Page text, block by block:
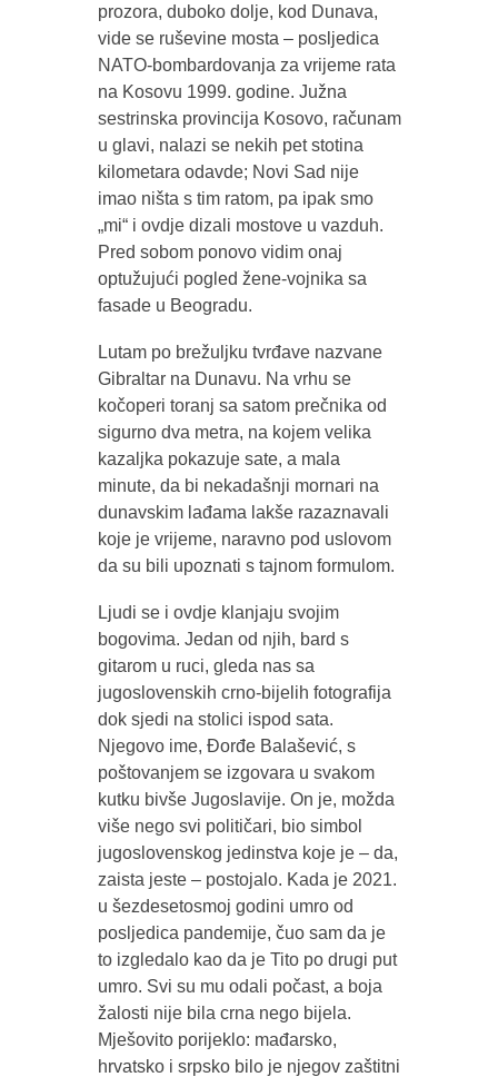
prozora, duboko dolje, kod Dunava,
vide se ruševine mosta – posljedica
NATO-bombardovanja za vrijeme rata
na Kosovu 1999. godine. Južna
sestrinska provincija Kosovo, računam
u glavi, nalazi se nekih pet stotina
kilometara odavde; Novi Sad nije
imao ništa s tim ratom, pa ipak smo
„mi“ i ovdje dizali mostove u vazduh.
Pred sobom ponovo vidim onaj
optužujući pogled žene-vojnika sa
fasade u Beogradu.
Lutam po brežuljku tvrđave nazvane
Gibraltar na Dunavu. Na vrhu se
kočoperi toranj sa satom prečnika od
sigurno dva metra, na kojem velika
kazaljka pokazuje sate, a mala
minute, da bi nekadašnji mornari na
dunavskim lađama lakše razaznavali
koje je vrijeme, naravno pod uslovom
da su bili upoznati s tajnom formulom.
Ljudi se i ovdje klanjaju svojim
bogovima. Jedan od njih, bard s
gitarom u ruci, gleda nas sa
jugoslovenskih crno-bijelih fotografija
dok sjedi na stolici ispod sata.
Njegovo ime, Đorđe Balašević, s
poštovanjem se izgovara u svakom
kutku bivše Jugoslavije. On je, možda
više nego svi političari, bio simbol
jugoslovenskog jedinstva koje je – da,
zaista jeste – postojalo. Kada je 2021.
u šezdesetosmoj godini umro od
posljedica pandemije, čuo sam da je
to izgledalo kao da je Tito po drugi put
umro. Svi su mu odali počast, a boja
žalosti nije bila crna nego bijela.
Mješovito porijeklo: mađarsko,
hrvatsko i srpsko bilo je njegov zaštitni